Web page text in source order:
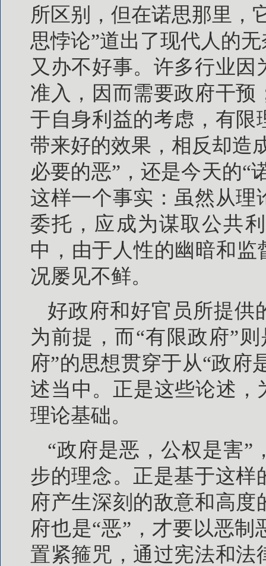
所区别，但在诺思那里，
思悖论”道出了现代人的
又办不好事。许多行业
准入，因而需要政府干
于自身利益的考虑，有限
带来好的效果，相反却造
必要的恶”，还是今天的“
这样一个事实：虽然从理
委托，应成为谋取公共
中，由于人性的幽暗和监
况屡见不鲜。
好政府和好官员所提供
为前提，而“有限政府”
府”的思想贯穿于从“政府
述当中。正是这些论述，
理论基础。
“政府是恶，公权是害”
步的理念。正是基于这
府产生深刻的敌意和高
府也是“恶”，才要以恶
置紧箍咒，通过宪法和